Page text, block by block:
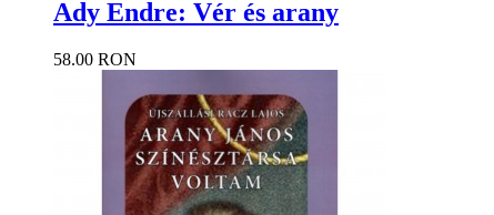
Ady Endre: Vér és arany
58.00 RON